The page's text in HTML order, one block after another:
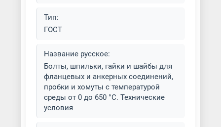
Тип:
ГОСТ
Название русское:
Болты, шпильки, гайки и шайбы для
фланцевых и анкерных соединений,
пробки и хомуты с температурой
среды от 0 до 650 °С. Технические
условия